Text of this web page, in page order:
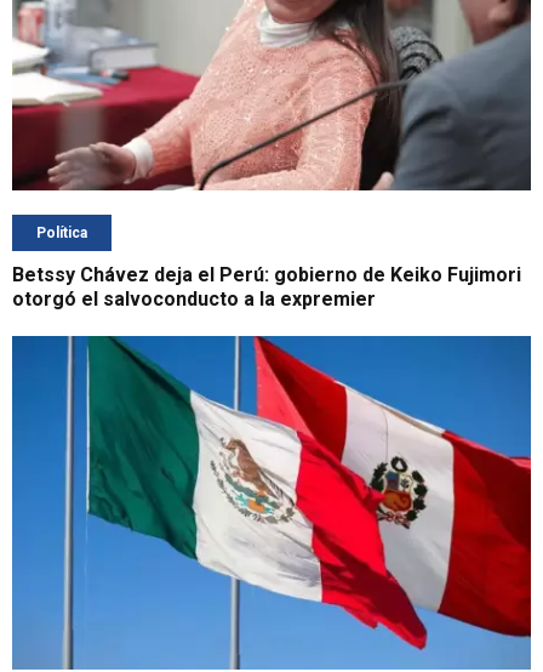
Política
Betssy Chávez deja el Perú: gobierno de Keiko Fujimori
otorgó el salvoconducto a la expremier